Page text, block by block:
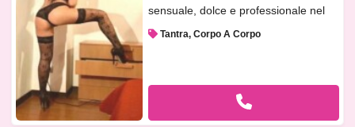
sensuale, dolce e professionale nel
massa...
Tantra, Corpo A Corpo